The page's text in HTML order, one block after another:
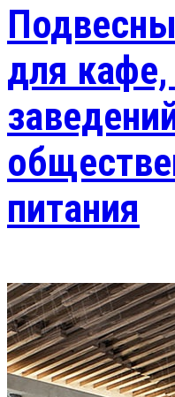
для кафе,
питания